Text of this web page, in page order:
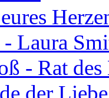
Laura
- Rat
der